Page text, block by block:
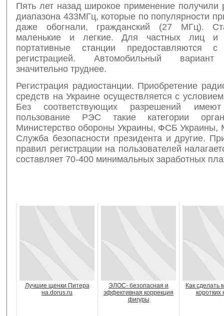
Пять лет назад широкое применение получили
диапазона 433МГц, которые по популярности
даже обогнали, гражданский (27 МГц).
маленькие и легкие. Для частных лиц и
портативные станции предоставляются с
регистрацией. Автомобильный вариант
значительно труднее.
Регистрация радиостанции. Приобретение
средств на Украине осуществляется с
Без соответствующих разрешений
пользование РЭС такие категории
Министерство обороны Украины, ФСБ Украины,
Служба безопасности президента и другие.
правил регистрации на пользователей
составляет 70-400 минимальных заработных
Лучшие щенки Питера
на.dorus.ru
ЭЛОС- безопасная и
эффективная коррекция
фигуры
Как сделать
коротких